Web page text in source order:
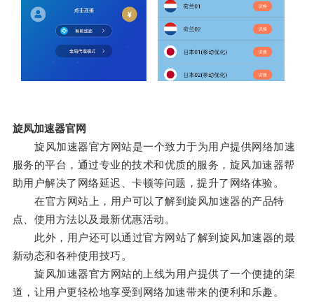
旋凤加速器官网
旋风加速器官方网站是一个致力于为用户提供网络加速
服务的平台，通过专业的技术和优质的服务，旋风加速器帮
助用户解决了网络延迟、卡顿等问题，提升了网络体验。
在官方网站上，用户可以了解到旋风加速器的产品特
点、使用方法以及最新优惠活动。
此外，用户还可以通过官方网站了解到旋风加速器的最
新动态和各种使用技巧。
旋风加速器官方网站的上线为用户提供了一个便捷的渠
道，让用户更轻松地享受到网络加速带来的便利和乐趣。